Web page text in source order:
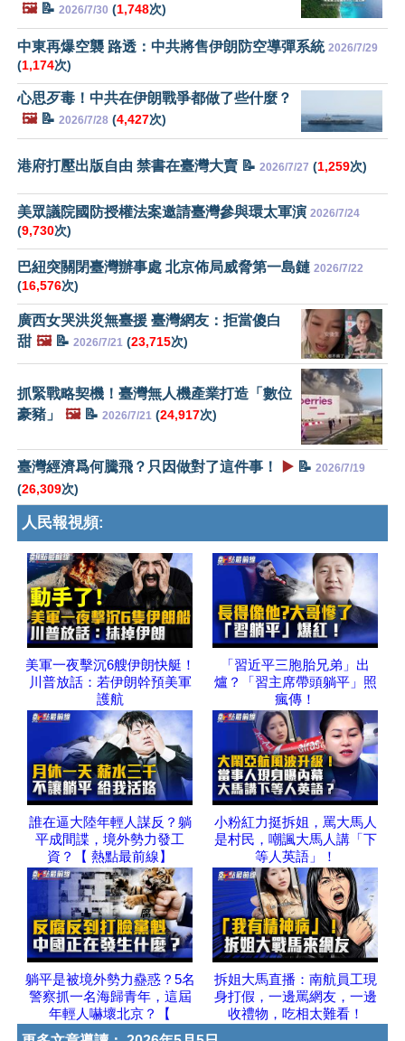
🖼️📝 2026/7/30 (1,748次)
中東再爆空襲 路透：中共將售伊朗防空導彈系統 2026/7/29
(1,174次)
心思歹毒！中共在伊朗戰爭都做了些什麼？
🖼️📝 2026/7/28 (4,427次)
港府打壓出版自由 禁書在臺灣大賣 📝 2026/7/27 (1,259次)
美眾議院國防授權法案邀請臺灣參與環太軍演 2026/7/24
(9,730次)
巴紐突關閉臺灣辦事處 北京佈局威脅第一島鏈 2026/7/22
(16,576次)
廣西女哭洪災無臺援 臺灣網友：拒當傻白
甜 🖼️📝 2026/7/21 (23,715次)
抓緊戰略契機！臺灣無人機產業打造「數位
豪豬」
🖼️📝 2026/7/21 (24,917次)
臺灣經濟爲何騰飛？只因做對了這件事！ ▶️ 📝 2026/7/19
(26,309次)
人民報視頻:
美軍一夜擊沉6艘伊朗快艇！
川普放話：若伊朗幹預美軍
護航
「習近平三胞胎兄弟」出
爐？「習主席帶頭躺平」照
瘋傳！
誰在逼大陸年輕人謀反？躺
平成間諜，境外勢力發工
資？【 熱點最前線】
小粉紅力挺拆姐，罵大馬人
是村民，嘲諷大馬人講「下
等人英語」！
躺平是被境外勢力蠱惑？5名
警察抓一名海歸青年，這屆
年輕人嚇壞北京？【
拆姐大馬直播：南航員工現
身打假，一邊罵網友，一邊
收禮物，吃相太難看！